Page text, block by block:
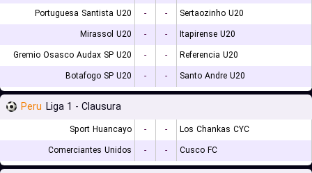
Portuguesa Santista U20
- -
Sertaozinho U20
Mirassol U20
- -
Itapirense U20
Gremio Osasco Audax SP U20
- -
Referencia U20
Botafogo SP U20
- - Santo Andre U20
Peru Liga 1 - Clausura
Sport Huancayo - -
Los Chankas CYC
Comerciantes Unidos
- - Cusco FC